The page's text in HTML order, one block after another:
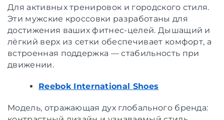
Для активных тренировок и городского стиля.
Эти мужские кроссовки разработаны для
достижения ваших фитнес-целей. Дышащий и
лёгкий верх из сетки обеспечивает комфорт, а
встроенная поддержка — стабильность при
движении.
Reebok International Shoes
Модель, отражающая дух глобального бренда: